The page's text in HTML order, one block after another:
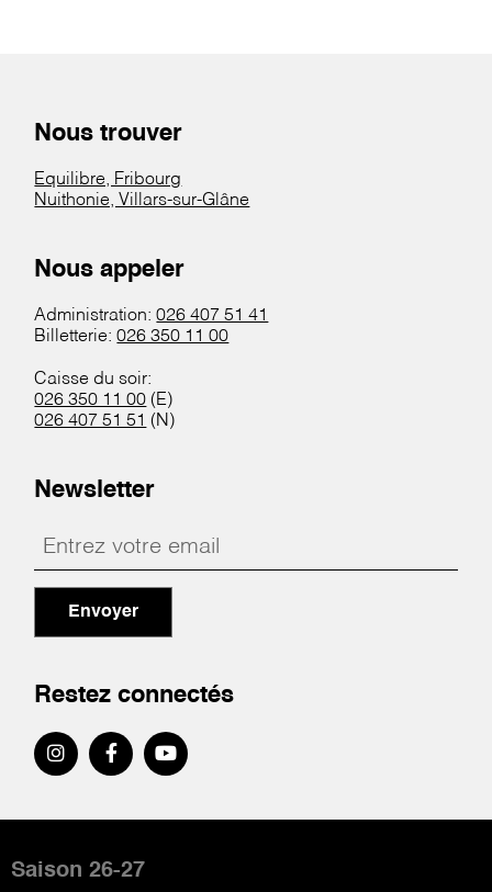
Nous trouver
Equilibre, Fribourg
Nuithonie, Villars-sur-Glâne
Nous appeler
Administration:026 407 51 41
Billetterie:026 350 11 00
Caisse du soir:
026 350 11 00 (E)
026 407 51 51 (N)
Newsletter
Envoyer
Restez connectés
de
Saison 26-27